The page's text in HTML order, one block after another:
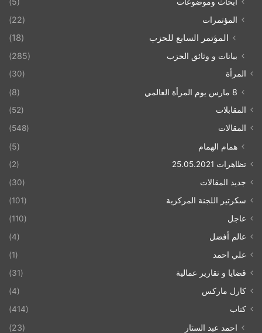
المؤتمرات
(22)
المؤتمر السابع للحزب (18)
بيانات و وثائق الحزب (285)
المرأة (30)
8 مارس يوم المرأة العالمي (8)
المقابلات
(52)
المقالات
(548)
همام الهمام (5)
تظاهرات 25.05.2021
(2)
جديد المقالات
(30)
سكرتير اللجنة المركزية
(101)
عاجل
(110)
عالم أفضل
(4)
علي احمد
(1)
قضايا و تقارير عمالية
(31)
كارل ماركس
(4)
كتاب
(414)
احمد عبد الستار
(23)